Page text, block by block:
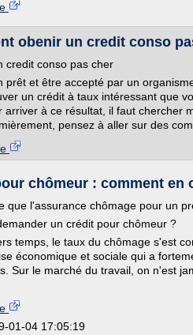
obenir un credit conso
credit conso pas cher
prêt et être accepté par un
un crédit à taux intéressant que
arriver à ce résultat, il faut chercher
pensez à aller sur des
chômeur : comment en
que l'assurance chômage pour un
un crédit pour chômeur ?
temps, le taux du chômage s'est
économique et sociale qui a
Sur le marché du travail, on n'est
01-04 17:05:19